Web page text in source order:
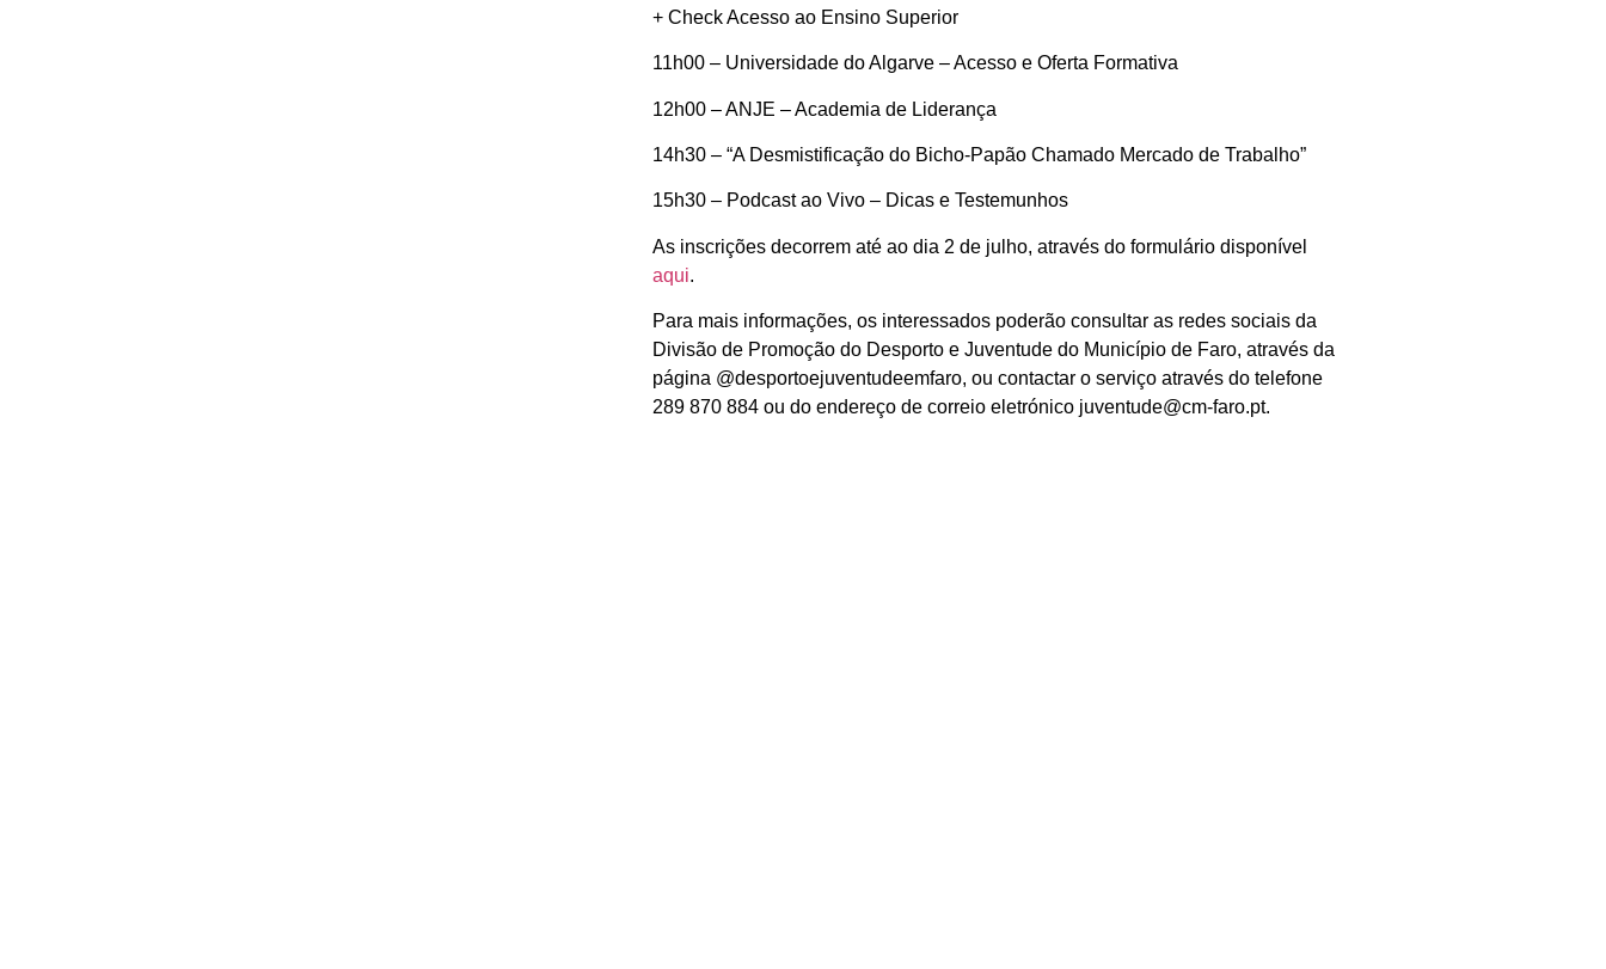
+ Check Acesso ao Ensino Superior
11h00 – Universidade do Algarve – Acesso e Oferta Formativa
12h00 – ANJE – Academia de Liderança
14h30 – “A Desmistificação do Bicho-Papão Chamado Mercado de Trabalho”
15h30 – Podcast ao Vivo – Dicas e Testemunhos
As inscrições decorrem até ao dia 2 de julho, através do formulário disponível
aqui.
Para mais informações, os interessados poderão consultar as redes sociais da
Divisão de Promoção do Desporto e Juventude do Município de Faro, através da
página @desportoejuventudeemfaro, ou contactar o serviço através do telefone
289 870 884 ou do endereço de correio eletrónico juventude@cm-faro.pt.